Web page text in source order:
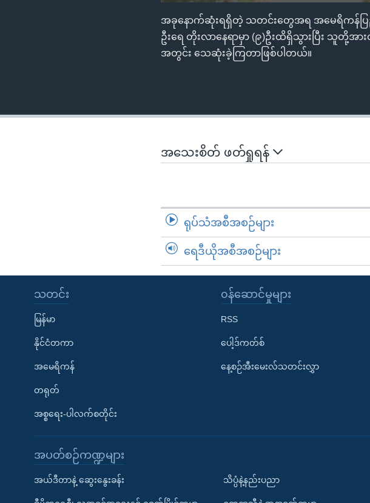
အခုနောက်ဆုံးရရှိတဲ့ သတင်းတွေအရ အမေရိကန်ပြည်
ဦးရေ တိုးလာနေရာမှာ (၉)ဦးထိရှိသွားပြီး သူတို့
အတွင်း သေဆုံးခဲ့ကြတာဖြစ်ပါတယ်။
အသေးစိတ် ဖတ်ရှုရန်
ရုပ်သံအစီအစဉ်များ
ရေဒီယိုအစီအစဉ်များ
သတင်း
မြန်မာ
နိုင်ငံတကာ
အမေရိကန်
တရုတ်
အစ္စရေး-ပါလက်စတိုင်း
၀န်ဆောင်မှုများ
RSS
ပေါ့ဒ်ကတ်စ်
နေ့စဉ်အီးမေးလ်သတင်းလွှာ
အပတ်စဉ်ကဏ္ဍများ
အယ်ဒီတာနဲ့ ဆွေးနွေးခန်း သိပ္ပံနဲ့နည်းပညာ